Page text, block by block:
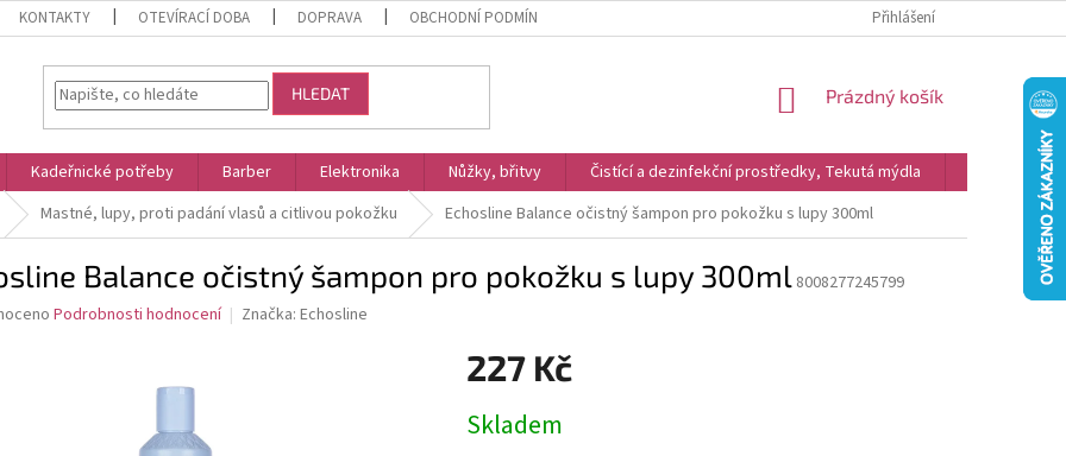
KONTAKTY OTEVÍRACÍ DOBA DOPRAVA OBCHODNÍ PODMÍNKY PODMÍNKY OCHRANY OSOBNÍCH ÚDAJŮ A COOKIES
Přihlášení
HLEDAT
NÁKUPNÍ
Prázdný košík
Kadeřnické potřeby Barber Elektronika Nůžky, břitvy Čistící a dezinfekční prostředky, Tekutá mýdla
Kosmetika
Mastné, lupy, proti padání vlasů a citlivou pokožku Echosline Balance očistný šampon pro pokožku s lupy 300ml
Balance očistný šampon pro pokožku s lupy 300ml 8008277245799
Podrobnosti hodnocení Značka: Echosline
227 Kč
cena:
Skladem